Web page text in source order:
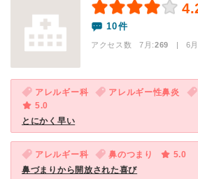
10件
アクセス数 7月:269 | 6月
アレルギー科 アレルギー性鼻炎
5.0
とにかく早い
アレルギー科 鼻のつまり
5.0
鼻づまりから開放された喜び